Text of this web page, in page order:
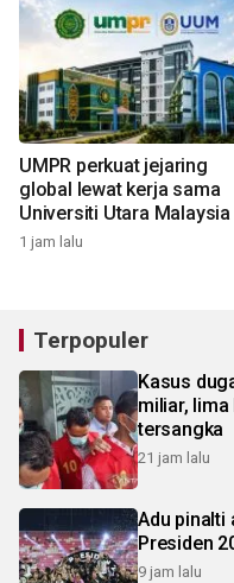
UMPR perkuat jejaring
global lewat kerja sama
Universiti Utara Malaysia
1 jam lalu
Terpopuler
Kasus
miliar,
tersangka
21 jam lalu
Adu pinalti
Presiden
9 jam lalu